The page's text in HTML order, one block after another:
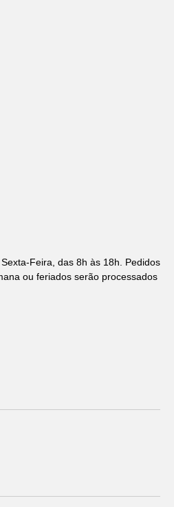
Feira, das 8h às 18h. Pedidos
ou feriados serão processados